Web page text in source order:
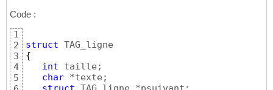
Code :
1
2
3
4
5
struct
{
int taille;
char *texte;